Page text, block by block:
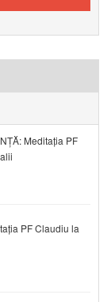
Meditația PF
PF Claudiu la